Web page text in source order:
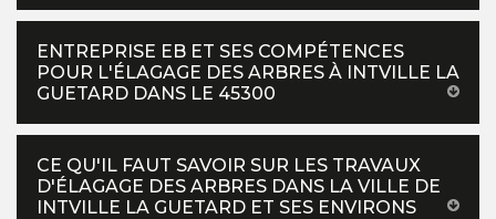
ENTREPRISE EB ET SES COMPÉTENCES
POUR L'ÉLAGAGE DES ARBRES À INTVILLE LA
GUETARD DANS LE 45300
CE QU'IL FAUT SAVOIR SUR LES TRAVAUX
D'ÉLAGAGE DES ARBRES DANS LA VILLE DE
INTVILLE LA GUETARD ET SES ENVIRONS